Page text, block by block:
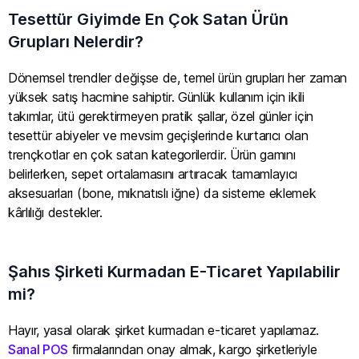
Tesettür Giyimde En Çok Satan Ürün
Grupları Nelerdir?
Dönemsel trendler değişse de, temel ürün grupları her zaman
yüksek satış hacmine sahiptir. Günlük kullanım için ikili
takımlar, ütü gerektirmeyen pratik şallar, özel günler için
tesettür abiyeler ve mevsim geçişlerinde kurtarıcı olan
trençkotlar en çok satan kategorilerdir. Ürün gamını
belirlerken, sepet ortalamasını artıracak tamamlayıcı
aksesuarları (bone, mıknatıslı iğne) da sisteme eklemek
kârlılığı destekler.
Şahıs Şirketi Kurmadan E-Ticaret Yapılabilir
mi?
Hayır, yasal olarak şirket kurmadan e-ticaret yapılamaz.
Sanal POS firmalarından onay almak, kargo şirketleriyle